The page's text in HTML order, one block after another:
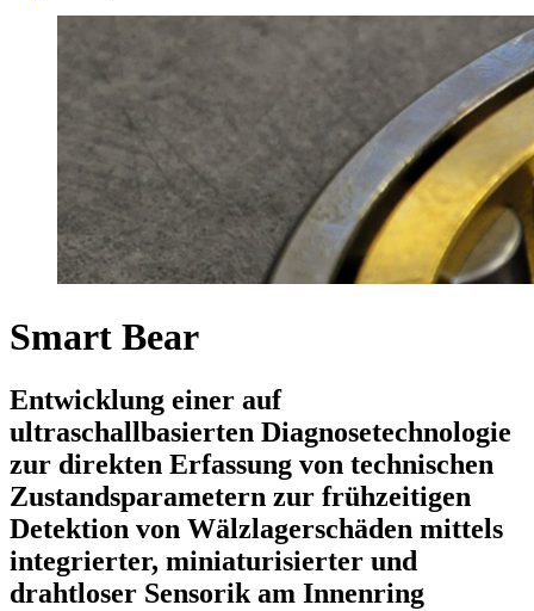
Smart Bear
Entwicklung einer auf
ultraschallbasierten Diagnosetechnologie
zur direkten Erfassung von technischen
Zustandsparametern zur frühzeitigen
Detektion von Wälzlagerschäden mittels
integrierter, miniaturisierter und
drahtloser Sensorik am Innenring